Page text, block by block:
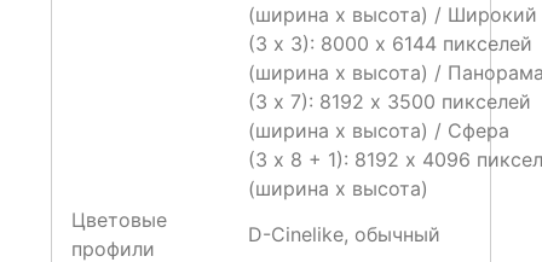
(ширина x высота) / Широкий
(3 x 3): 8000 x 6144 пикселей
(ширина x высота) /
(3 x 7): 8192 x 3500 пикселей
(ширина x высота) / Сфера
(3 x 8 + 1): 8192 x 4096
(ширина x высота)
Цветовые
профили
D-Cinelike, обычный